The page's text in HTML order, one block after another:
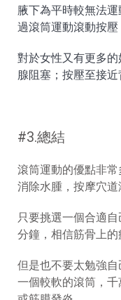
腋下為平時較無法
過滾筒運動滾動按壓
對於女性又有更多
腺阻塞；按壓至接
#3.總結
滾筒運動的優點非常
消除水腫，按摩穴道
只要挑選一個合適
分鐘，相信筋骨上的
但是也不要太勉強
一個較軟的滾筒，